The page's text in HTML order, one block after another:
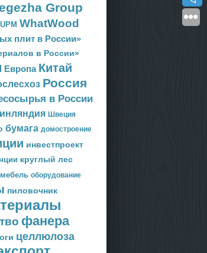
Group
UPM WhatWood
плит в России»
в России»
Европа Китай
Россия
в России
Швеция
бумага домостроение
инвестпроект
круглый лес
мебель оборудование
пиловочник
фанера
целлюлоза